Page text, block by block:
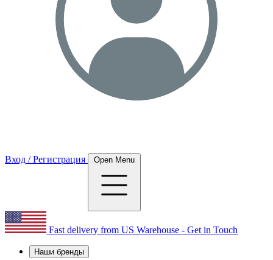
Вход / Регистрация Open Menu
Fast delivery from US Warehouse - Get in Touch
Наши бренды